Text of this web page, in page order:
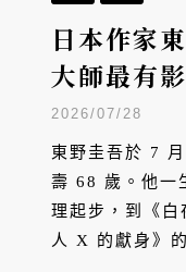
日本作家
大師最有
2026/07/28
東野圭吾於 7
壽 68 歲。他一
理起步，到《白
人 X 的獻身》